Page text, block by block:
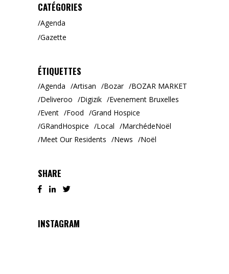
CATÉGORIES
Agenda
Gazette
ÉTIQUETTES
Agenda Artisan Bozar
BOZAR MARKET
Deliveroo
Digizik
Evenement Bruxelles
Event
Food
Grand Hospice
GRandHospice
Local
MarchédeNoël
Meet Our Residents
News Noël
SHARE
INSTAGRAM